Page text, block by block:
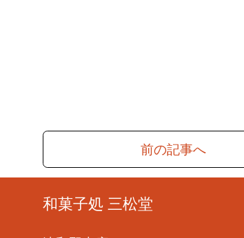
前の記事へ
和菓子処 三松堂